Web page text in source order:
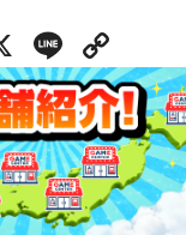
X Line